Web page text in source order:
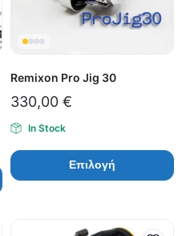
Remixon Pro Jig 30
330,00 €
In Stock
Επιλογή